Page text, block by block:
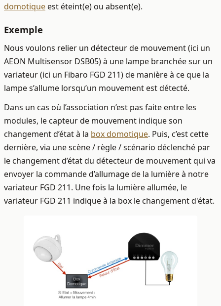
domotiqueest éteint(e) ou absent(e).
Exemple
Nous voulons relier un détecteur de mouvement (ici un
AEON Multisensor DSB05) à une lampe branchée sur un
variateur (ici un Fibaro FGD 211) de manière à ce que la
lampe s’allume lorsqu’un mouvement est détecté.
Dans un cas où l’association n’est pas faite entre les
modules, le capteur de mouvement indique son
changement d’état à la box domotique. Puis, c’est cette
dernière, via une scène / règle / scénario déclenché par
le changement d’état du détecteur de mouvement qui va
envoyer la commande d’allumage de la lumière à notre
variateur FGD 211. Une fois la lumière allumée, le
variateur FGD 211 indique à la box le changement d'état.